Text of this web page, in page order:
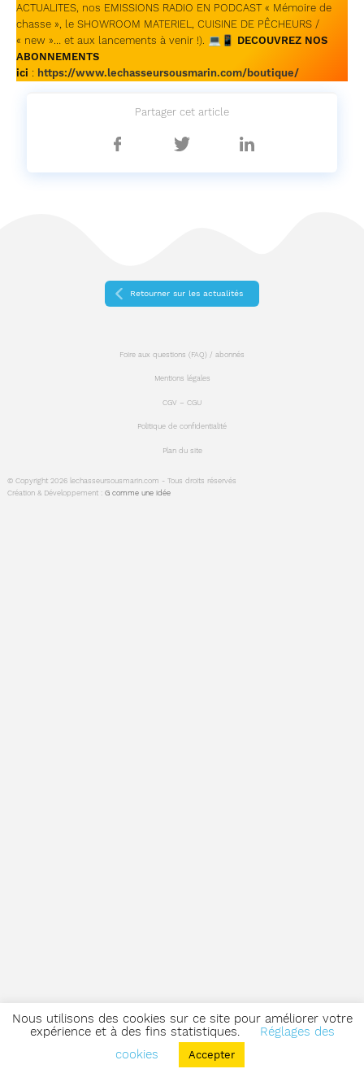
ACTUALITES, nos EMISSIONS RADIO EN PODCAST « Mémoire de
chasse », le SHOWROOM MATERIEL, CUISINE DE PÊCHEURS /
« new »… et aux lancements à venir !). 💻📱 DECOUVREZ NOS
ABONNEMENTS
ici : https://www.lechasseursousmarin.com/boutique/
Partager cet article
Partager
Partager
Partager
sur
Retourner sur les actualités
© Copyright 2026 lechasseursousmarin.com - Tous droits réservés
Création & Développement :G comme une idée
Foire aux questions (FAQ) / abonnés
Mentions légales
CGV – CGU
Politique de confidentialité
Plan du site
Nous utilisons des cookies sur ce site pour améliorer votre
expérience et à des fins statistiques.
Réglages des
cookies
Accepter